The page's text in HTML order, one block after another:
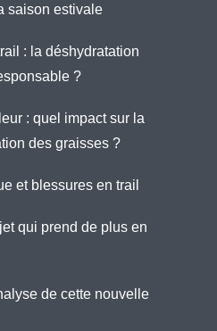
saison estivale
: la déshydratation
?
: quel impact sur la
des graisses ?
et blessures en trail
qui prend de plus en
de cette nouvelle